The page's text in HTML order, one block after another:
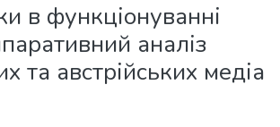
в функціонуванні
аналіз
та австрійських медіа